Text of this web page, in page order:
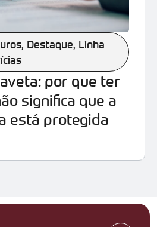
, Destaque, Linha
por que ter
significa que a
está protegida